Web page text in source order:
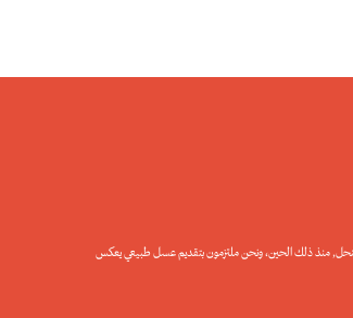
عامًا في عالم النحل, منذ ذلك الحين، ونحن ملتزمون بتقديم عسل طبيعي يعكس